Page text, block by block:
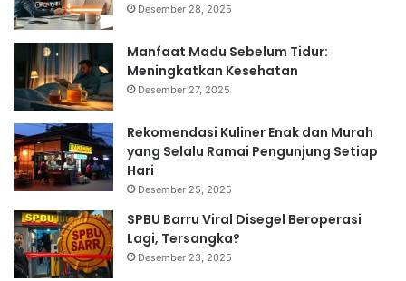
Desember 28, 2025
Manfaat Madu Sebelum Tidur:
Meningkatkan Kesehatan
Desember 27, 2025
Rekomendasi Kuliner Enak dan Murah
yang Selalu Ramai Pengunjung Setiap
Hari
Desember 25, 2025
SPBU Barru Viral Disegel Beroperasi
Lagi, Tersangka?
Desember 23, 2025